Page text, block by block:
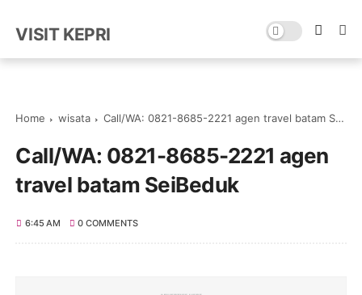
VISIT KEPRI
Home wisata Call/WA: 0821-8685-2221 agen travel batam SeiBeduk
Call/WA: 0821-8685-2221 agen
travel batam SeiBeduk
6:45 AM 0 COMMENTS